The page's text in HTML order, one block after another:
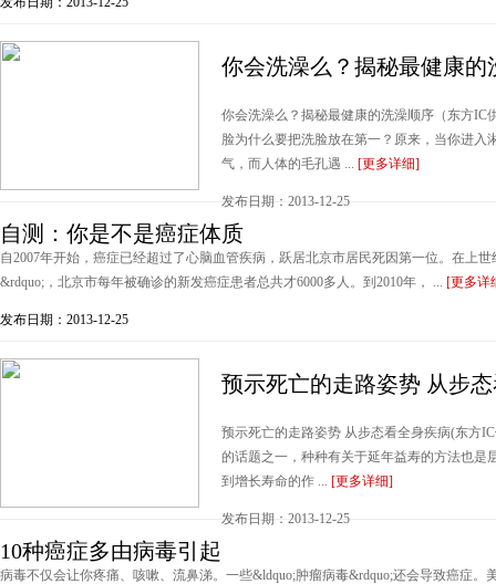
你会洗澡么？揭秘最健康的
你会洗澡么？揭秘最健康的洗澡顺序（东方IC
脸为什么要把洗脸放在第一？原来，当你进入
气，而人体的毛孔遇 ... [更多详细]
发布日期：2013-12-25
自测：你是不是癌症体质
自2007年开始，癌症已经超过了心脑血管疾病，跃居北京市居民死因第一位。在上
&rdquo;，北京市每年被确诊的新发癌症患者总共才6000多人。到2010年， ... [更多详
发布日期：2013-12-25
预示死亡的走路姿势 从步
预示死亡的走路姿势 从步态看全身疾病(东方
的话题之一，种种有关于延年益寿的方法也是
到增长寿命的作 ... [更多详细]
发布日期：2013-12-25
10种癌症多由病毒引起
病毒不仅会让你疼痛、咳嗽、流鼻涕。一些&ldquo;肿瘤病毒&rdquo;还会导致癌症。